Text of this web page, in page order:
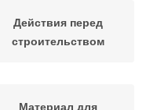
Действия перед
строительством
Материал для